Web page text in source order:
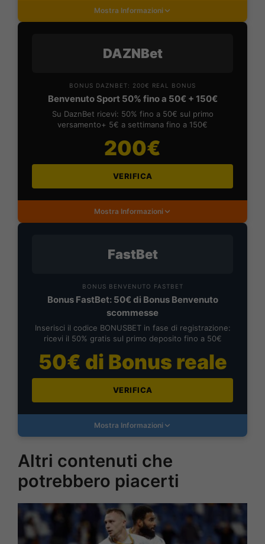
Mostra Informazioni
DAZNBet
BONUS DAZNBET: 200€ REAL BONUS
Benvenuto Sport 50% fino a 50€ + 150€
Su DaznBet ricevi: 50% fino a 50€ sul primo
versamento+ 5€ a settimana fino a 150€
200€
VERIFICA
Mostra Informazioni
FastBet
BONUS BENVENUTO FASTBET
Bonus FastBet: 50€ di Bonus Benvenuto
scommesse
Inserisci il codice BONUSBET in fase di registrazione:
ricevi il 50% gratis sul primo deposito fino a 50€
50€ di Bonus reale
VERIFICA
Mostra Informazioni
Altri contenuti che
potrebbero piacerti